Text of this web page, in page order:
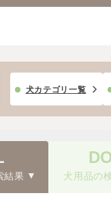
犬カテゴリ一覧
結果 犬用品の